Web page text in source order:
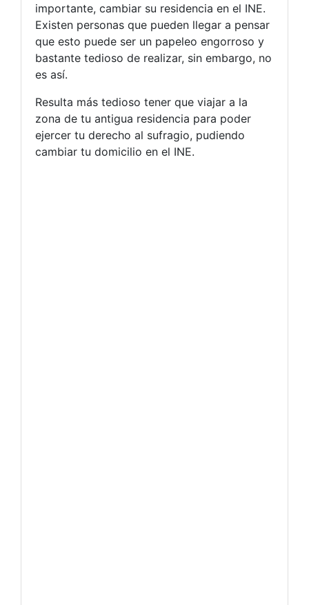
importante, cambiar su residencia en el INE.
Existen personas que pueden llegar a pensar
que esto puede ser un papeleo engorroso y
bastante tedioso de realizar, sin embargo, no
es así.
Resulta más tedioso tener que viajar a la
zona de tu antigua residencia para poder
ejercer tu derecho al sufragio, pudiendo
cambiar tu domicilio en el INE.